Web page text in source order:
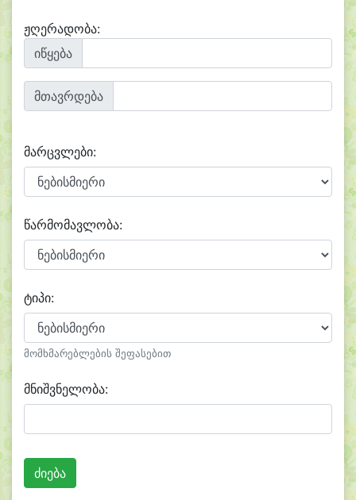
ჟღერადობა:
იწყება
მთავრდება
მარცვლები:
წარმომავლობა:
ტიპი:
მომხმარებლების შეფასებით
მნიშვნელობა: